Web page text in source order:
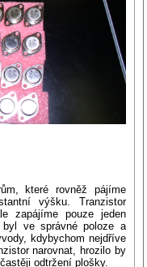
které rovněž pájíme
výšku. Tranzistor
zapájíme pouze jeden
ve správné poloze a
kdybychom nejdříve
narovnat, hrozilo by
odtržení plošky.